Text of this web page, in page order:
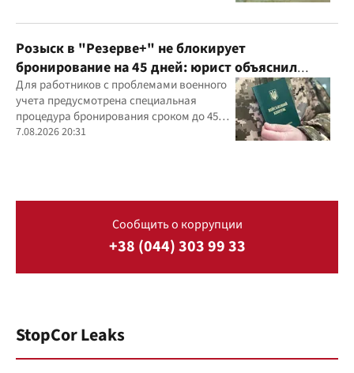
Розыск в "Резерве+" не блокирует
бронирование на 45 дней: юрист объяснил
важный нюанс
Для работников с проблемами военного
учета предусмотрена специальная
процедура бронирования сроком до 45
дней
7.08.2026 20:31
Сообщить о коррупции
+38 (044) 303 99 33
StopCor Leaks